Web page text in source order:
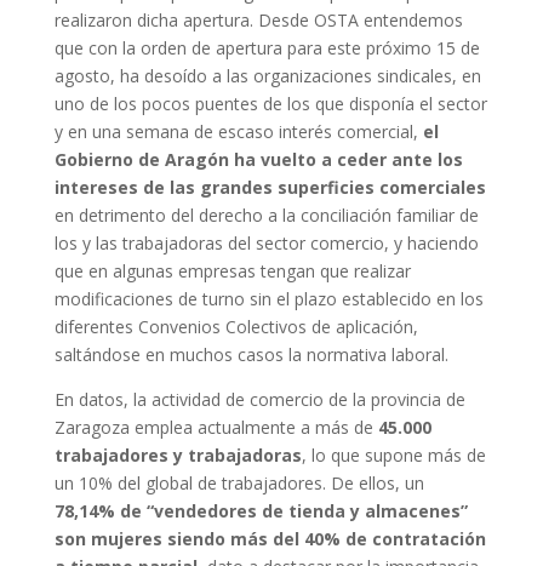
realizaron dicha apertura. Desde OSTA entendemos
que con la orden de apertura para este próximo 15 de
agosto, ha desoído a las organizaciones sindicales, en
uno de los pocos puentes de los que disponía el sector
y en una semana de escaso interés comercial, el
Gobierno de Aragón ha vuelto a ceder ante los
intereses de las grandes superficies comerciales
en detrimento del derecho a la conciliación familiar de
los y las trabajadoras del sector comercio, y haciendo
que en algunas empresas tengan que realizar
modificaciones de turno sin el plazo establecido en los
diferentes Convenios Colectivos de aplicación,
saltándose en muchos casos la normativa laboral.
En datos, la actividad de comercio de la provincia de
Zaragoza emplea actualmente a más de 45.000
trabajadores y trabajadoras, lo que supone más de
un 10% del global de trabajadores. De ellos, un
78,14% de “vendedores de tienda y almacenes”
son mujeres siendo más del 40% de contratación